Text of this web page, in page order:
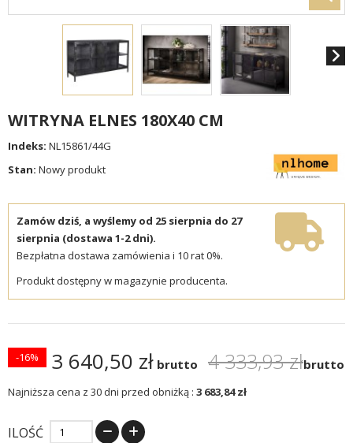
WITRYNA ELNES 180X40 CM
Indeks: NL15861/44G
Stan: Nowy produkt
Zamów dziś, a wyślemy od 25 sierpnia do 27
sierpnia (dostawa 1-2 dni).
Bezpłatna dostawa zamówienia i 10 rat 0%.
Produkt dostępny w magazynie producenta.
3 640,50 zł brutto 4 333,93 złbrutto
-16%
Najniższa cena z 30 dni przed obniżką : 3 683,84 zł
ILOŚĆ